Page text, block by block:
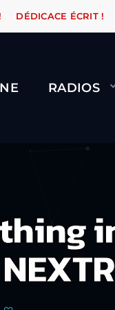
ROAD QUI
DÉDICACE ÉCRIT !
RADIOS